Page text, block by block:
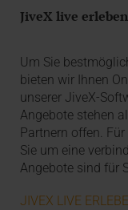
JiveX live erleben
Um Sie
bieten wir Ihnen
unserer JiveX-
Angebote stehen
Partnern offen.
Sie um eine
Angebote sind für
JIVEX LIVE